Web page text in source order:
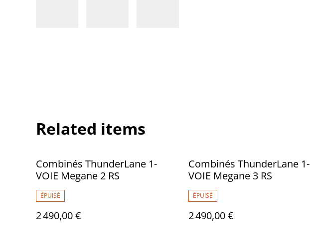
Related items
Combinés ThunderLane 1-
VOIE Megane 2 RS
ÉPUISÉ
2 490,00 €
Combinés ThunderLane 1-
VOIE Megane 3 RS
ÉPUISÉ
2 490,00 €